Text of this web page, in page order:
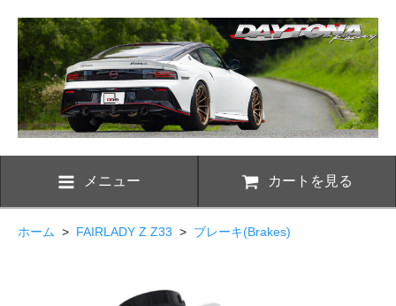
メニュー カートを見る
ホーム > FAIRLADY Z Z33 > ブレーキ(Brakes)